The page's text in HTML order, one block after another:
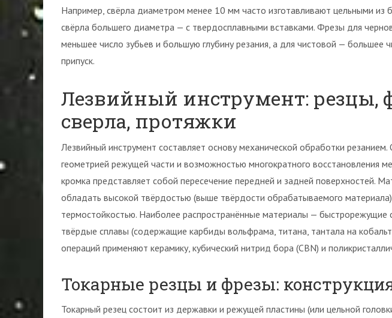
Например, свёрла диаметром менее 10 мм часто изготавливают цельными из
свёрла большего диаметра — с твердосплавными вставками. Фрезы для
меньшее число зубьев и большую глубину резания, а для чистовой — большее
припуск.
Лезвийный инструмент: резцы,
сверла, протяжки
Лезвийный инструмент составляет основу механической обработки резанием.
геометрией режущей части и возможностью многократного восстановления
кромка представляет собой пересечение передней и задней поверхностей.
обладать высокой твёрдостью (выше твёрдости обрабатываемого
термостойкостью. Наиболее распространённые материалы — быстрорежущие
твёрдые сплавы (содержащие карбиды вольфрама, титана, тантала на
операций применяют керамику, кубический нитрид бора (CBN) и
Токарные резцы и фрезы:
Токарный резец состоит из державки и режущей пластины (или цельной